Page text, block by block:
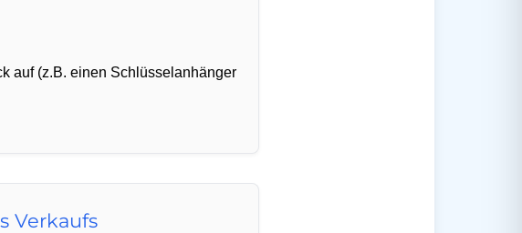
auf (z.B. einen Schlüsselanhänger
Verkaufs